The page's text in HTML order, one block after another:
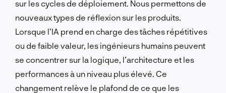
sur les cycles de déploiement. Nous permettons de
nouveaux types de réflexion sur les produits.
Lorsque l’IA prend en charge des tâches répétitives
ou de faible valeur, les ingénieurs humains peuvent
se concentrer sur la logique, l’architecture et les
performances à un niveau plus élevé. Ce
changement relève le plafond de ce que les